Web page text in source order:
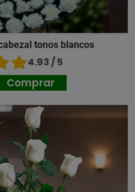
tonos blancos
4.93 / 5
Comprar